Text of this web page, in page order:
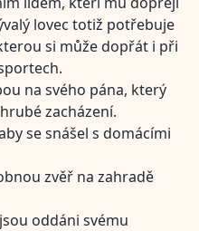
lovec totiž potřebuje
si může dopřát i při
na svého pána, který
zacházení.
se snášel s domácími
zvěř na zahradě
oddáni svému